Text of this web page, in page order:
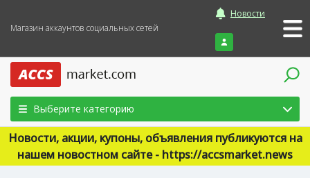
Магазин аккаунтов социальных сетей
Новости
Войти
Выберите категорию
Новости, акции, купоны, объявления публикуются на
нашем новостном сайте - https://accsmarket.news